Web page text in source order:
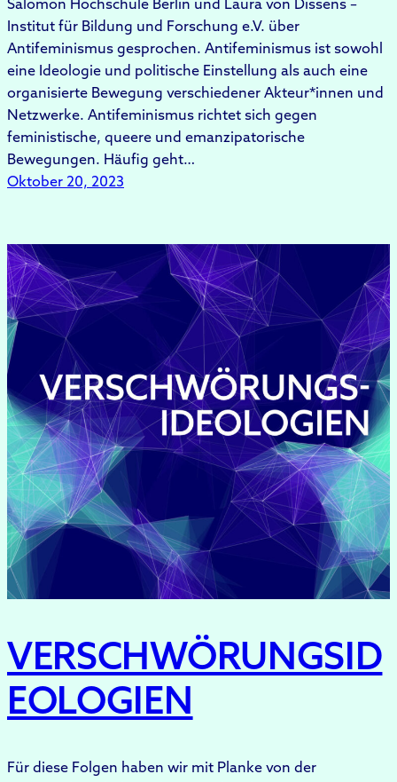
Salomon Hochschule Berlin und Laura von Dissens –
Institut für Bildung und Forschung e.V. über
Antifeminismus gesprochen. Antifeminismus ist sowohl
eine Ideologie und politische Einstellung als auch eine
organisierte Bewegung verschiedener Akteur*innen und
Netzwerke. Antifeminismus richtet sich gegen
feministische, queere und emanzipatorische
Bewegungen. Häufig geht…
Oktober 20, 2023
VERSCHWÖRUNGSID
EOLOGIEN
Für diese Folgen haben wir mit Planke von der